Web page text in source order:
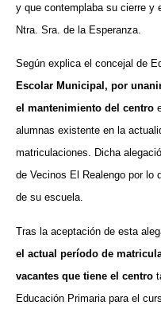
y que contemplaba su cierre y
Ntra. Sra. de la Esperanza.
Según explica el concejal de
Escolar Municipal, por
el mantenimiento del centro
alumnas existente en la
matriculaciones. Dicha
de Vecinos El Realengo por lo
de su escuela.
Tras la aceptación de esta
el actual período de
vacantes que tiene el centro
Educación Primaria para el